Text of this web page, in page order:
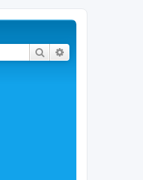
Rechercher